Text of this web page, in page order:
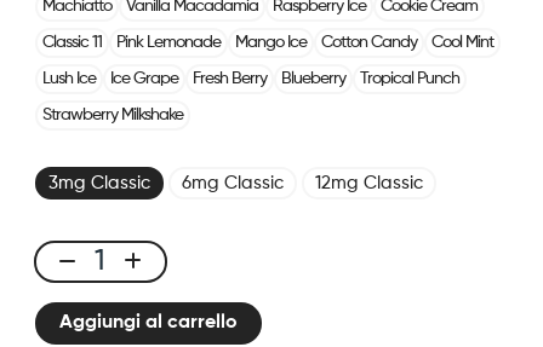
Machiatto Vanilla Macadamia Raspberry Ice Cookie Cream
Classic 11 Pink Lemonade Mango Ice Cotton Candy Cool Mint
Lush Ice Ice Grape Fresh Berry Blueberry Tropical Punch
Strawberry Milkshake
3mg Classic 6mg Classic 12mg Classic
E-
liquid
10mlAggiungi al carrello